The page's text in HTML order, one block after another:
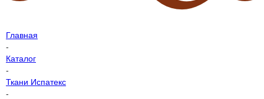
Главная
-
Каталог
-
Ткани Испатекс
-